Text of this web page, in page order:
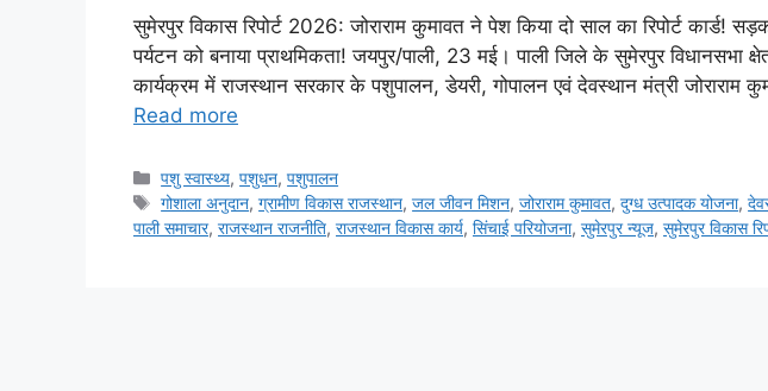
सुमेरपुर विकास रिपोर्ट 2026: जोराराम कुमावत ने पेश किया दो साल का रिपोर्ट कार्ड!
पर्यटन को बनाया प्राथमिकता! जयपुर/पाली, 23 मई। पाली जिले के सुमेरपुर विधानसभा
कार्यक्रम में राजस्थान सरकार के पशुपालन, डेयरी, गोपालन एवं देवस्थान मंत्री जोराराम
Read more
पशु स्वास्थ्य,पशुधन,पशुपालन
गोशाला अनुदान,ग्रामीण विकास राजस्थान,जल जीवन मिशन,जोराराम कुमावत,दुग्ध उत्पादक योजना,
पाली समाचार, राजस्थान राजनीति, राजस्थान विकास कार्य, सिंचाई परियोजना, सुमेरपुर न्यूज, सुमेरपुर विकास